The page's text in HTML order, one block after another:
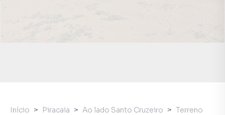
Início Piracaia Ao lado Santo Cruzeiro
Terreno